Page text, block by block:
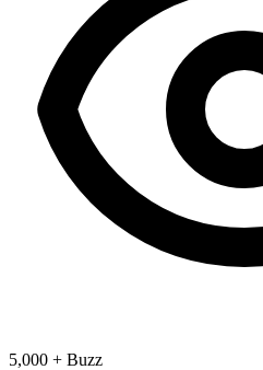
5,000 + Buzz